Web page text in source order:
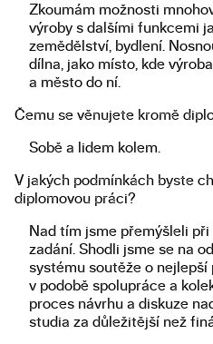
Zkoumám možnosti
výroby s dalšími funkcemi
zemědělství, bydlení.
dílna, jako místo, kde
a město do ní.
Čemu se věnujete kromě
Sobě a lidem kolem.
V jakých podmínkách byste
diplomovou práci?
Nad tím jsme přemýšleli
zadání. Shodli jsme se na
systému soutěže o
v podobě spolupráce a
proces návrhu a diskuze
studia za důležitější než